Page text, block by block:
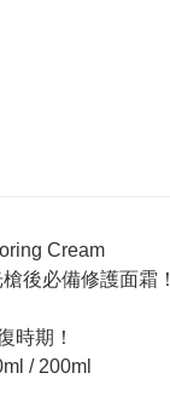
Cream
後必備修護面霜！
時期！
/ 200ml